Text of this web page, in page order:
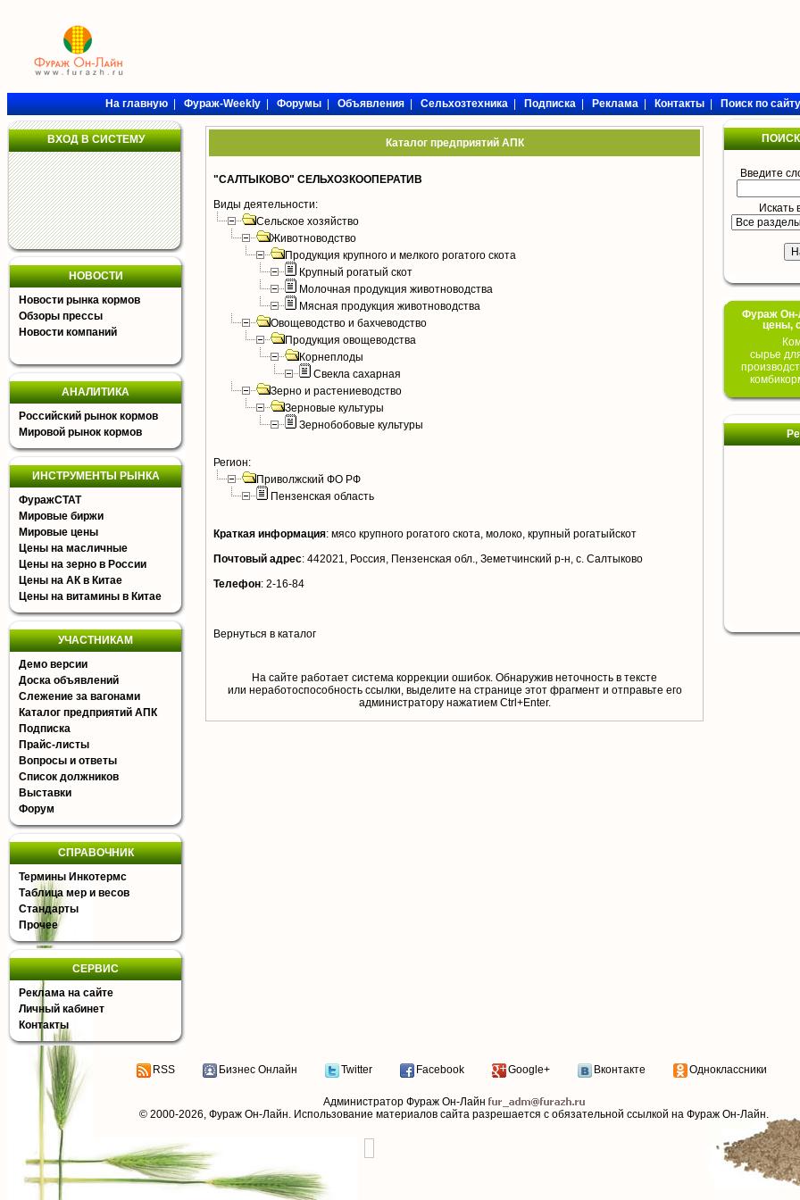
На главную|Фураж-Weekly|Форумы|Объявления|Сельхозтехника|Подписка|Реклама|Контакты|Поиск по сайту
ВХОД В СИСТЕМУ
НОВОСТИ
Новости рынка кормов
Обзоры прессы
Новости компаний
АНАЛИТИКА
Российский рынок кормов
Мировой рынок кормов
ИНСТРУМЕНТЫ РЫНКА
ФуражСТАТ
Мировые биржи
Мировые цены
Цены на масличные
Цены на зерно в России
Цены на АК в Китае
Цены на витамины в Китае
УЧАСТНИКАМ
Демо версии
Доска объявлений
Слежение за вагонами
Каталог предприятий АПК
Подписка
Прайс-листы
Вопросы и ответы
Список должников
Выставки
Форум
СПРАВОЧНИК
Термины Инкотермс
Таблица мер и весов
Стандарты
Прочее
СЕРВИС
Реклама на сайте
Личный кабинет
Контакты
Каталог предприятий АПК
"САЛТЫКОВО" СЕЛЬХОЗКООПЕРАТИВ
Виды деятельности:
Сельское хозяйство
Животноводство
Продукция крупного и мелкого рогатого скота
Крупный рогатый скот
Молочная продукция животноводства
Мясная продукция животноводства
Овощеводство и бахчеводство
Продукция овощеводства
Корнеплоды
Свекла сахарная
Зерно и растениеводство
Зерновые культуры
Зернобобовые культуры
Регион:
Приволжский ФО РФ
Пензенская область
Краткая информация: мясо крупного рогатого скота, молоко, крупный рогатыйскот
Почтовый адрес: 442021, Россия, Пензенская обл., Земетчинский р-н, с. Салтыково
Телефон: 2-16-84
Вернуться в каталог
На сайте работает система коррекции ошибок. Обнаружив неточность в тексте
или неработоспособность ссылки, выделите на странице этот фрагмент и отправьте его
aдминистратору нажатием Ctrl+Enter.
Введите
Искать
Фураж Он-
цены,
сырье
RSS Бизнес Онлайн Twitter Facebook Google+ Вконтакте Одноклассники
Администратор Фураж Он-Лайн
© 2000-2026, Фураж Он-Лайн. Использование материалов сайта разрешается с обязательной ссылкой на Фураж Он-Лайн.